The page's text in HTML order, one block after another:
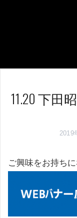
11.20 下田昭
2019
ご興味をお持ち